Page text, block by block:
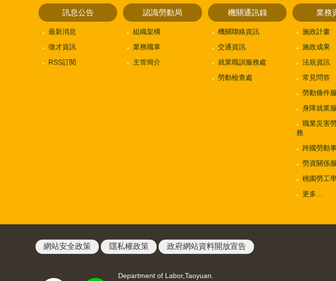
訊息公告
最新消息
徵才資訊
RSS訂閱
認識勞動局
組織架構
業務職掌
主管簡介
機關通訊錄
機關聯絡資訊
交通資訊
就業職訓服務處
勞動檢查處
業務
施政計畫
施政成果
法規資訊
常見問答
勞動條件
身障就業
職業災害
務
跨國勞動
勞資關係
桃園勞工
更多...
網站安全政策 隱私權政策 政府網站資料開放宣告
Department of Labor,Taoyuan.